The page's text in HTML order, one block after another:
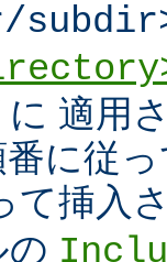
適用
に従
て挿入